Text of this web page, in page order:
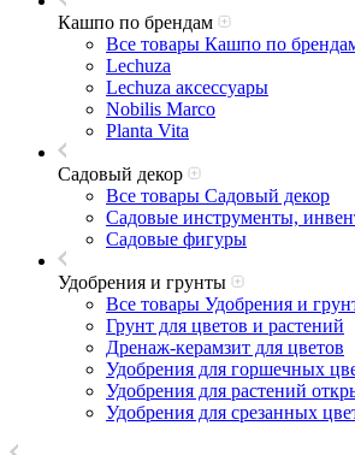
Кашпо по брендам
Все товары Кашпо по
Lechuza
Lechuza аксессуары
Nobilis Marco
Planta Vita
Садовый декор
Все товары Садовый декор
Садовые инструменты,
Садовые фигуры
Удобрения и грунты
Все товары Удобрения и
Грунт для цветов и растений
Дренаж-керамзит для цветов
Удобрения для горшечных
Удобрения для растений
Удобрения для срезанных